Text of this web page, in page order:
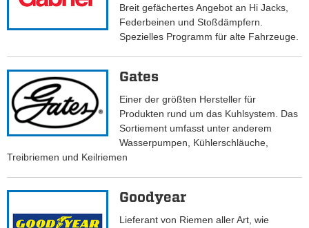
Breit gefächertes Angebot an Hi Jacks,
Federbeinen und Stoßdämpfern.
Spezielles Programm für alte Fahrzeuge.
Gates
Einer der größten Hersteller für
Produkten rund um das Kuhlsystem. Das
Sortiement umfasst unter anderem
Wasserpumpen, Kühlerschläuche,
Treibriemen und Keilriemen
Goodyear
Lieferant von Riemen aller Art, wie